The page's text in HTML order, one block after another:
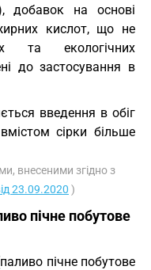
добавок на основі
кислот, що не
та екологічних
до застосування в
введення в обіг
сірки більше
внесеними згідно з
23.09.2020 )
пічне побутове
пічне побутове